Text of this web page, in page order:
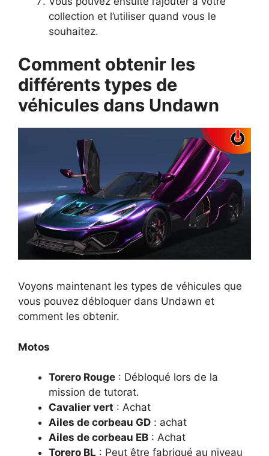
collection et l’utiliser quand vous le
souhaitez.
Comment obtenir les
différents types de
véhicules dans Undawn
Voyons maintenant les types de véhicules que
vous pouvez débloquer dans Undawn et
comment les obtenir.
Motos
Torero Rouge : Débloqué lors de la
mission de tutorat.
Cavalier vert : Achat
Ailes de corbeau GD : achat
Ailes de corbeau EB : Achat
Torero BL : Peut être fabriqué au niveau